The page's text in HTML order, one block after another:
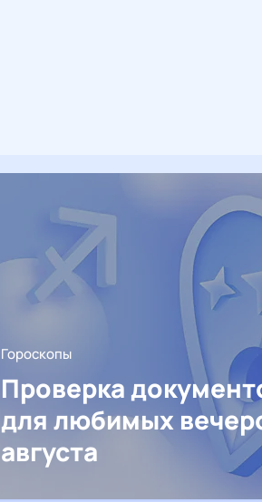
Гороскопы
Проверка
для любимых
августа